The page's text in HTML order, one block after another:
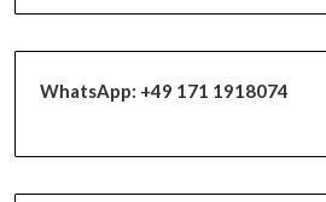
WhatsApp: +49 171 1918074